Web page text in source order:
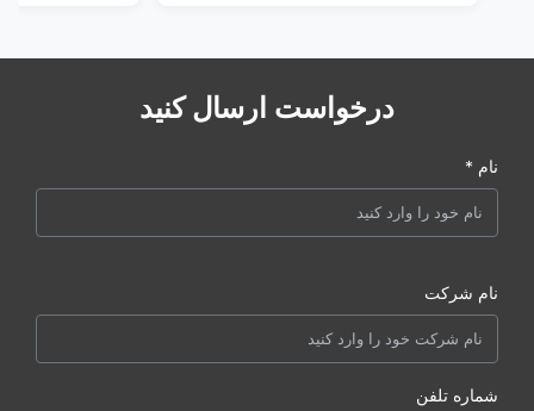
درخواست ارسال کنید
نام *
نام شرکت
شماره تلفن